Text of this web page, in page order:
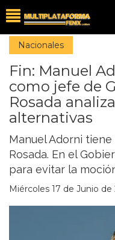
Nacionales
Fin: Manuel
como jefe de
Rosada
alternativas
Manuel Adorni
Rosada. En el
para evitar la
Miércoles 17 de Junio de